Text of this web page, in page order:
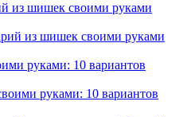
из шишек своими руками
руками: 10 вариантов